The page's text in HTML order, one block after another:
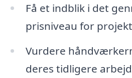
Få et indblik i det
prisniveau for
Vurdere
deres tidligere